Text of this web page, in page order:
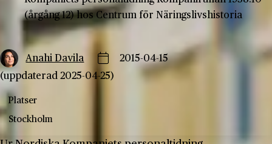
(årgång 12) hos Centrum för Näringslivshistoria
Anahi Davila
2015-04-15
(uppdaterad 2025-04-25)
Platser
Stockholm